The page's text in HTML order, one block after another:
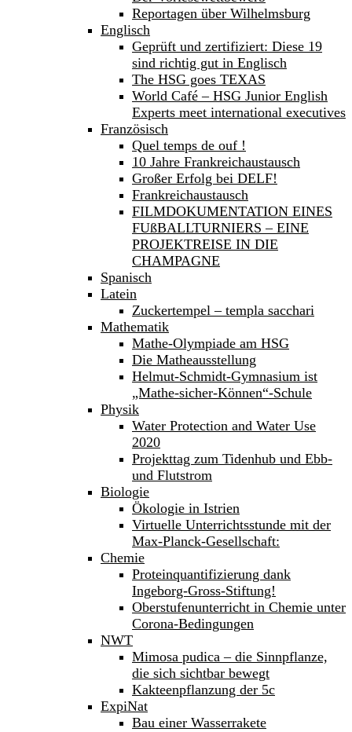
Reportagen über Wilhelmsburg
Englisch
Geprüft und zertifiziert: Diese 19
sind richtig gut in Englisch
The HSG goes TEXAS
World Café – HSG Junior English
Experts meet international executives
Französisch
Quel temps de ouf !
10 Jahre Frankreichaustausch
Großer Erfolg bei DELF!
Frankreichaustausch
FILMDOKUMENTATION EINES
FUßBALLTURNIERS – EINE
PROJEKTREISE IN DIE
CHAMPAGNE
Spanisch
Latein
Zuckertempel – templa sacchari
Mathematik
Mathe-Olympiade am HSG
Die Matheausstellung
Helmut-Schmidt-Gymnasium ist
„Mathe-sicher-Können“-Schule
Physik
Water Protection and Water Use
2020
Projekttag zum Tidenhub und Ebb-
und Flutstrom
Biologie
Ökologie in Istrien
Virtuelle Unterrichtsstunde mit der
Max-Planck-Gesellschaft:
Chemie
Proteinquantifizierung dank
Ingeborg-Gross-Stiftung!
Oberstufenunterricht in Chemie unter
Corona-Bedingungen
NWT
Mimosa pudica – die Sinnpflanze,
die sich sichtbar bewegt
Kakteenpflanzung der 5c
ExpiNat
Bau einer Wasserrakete